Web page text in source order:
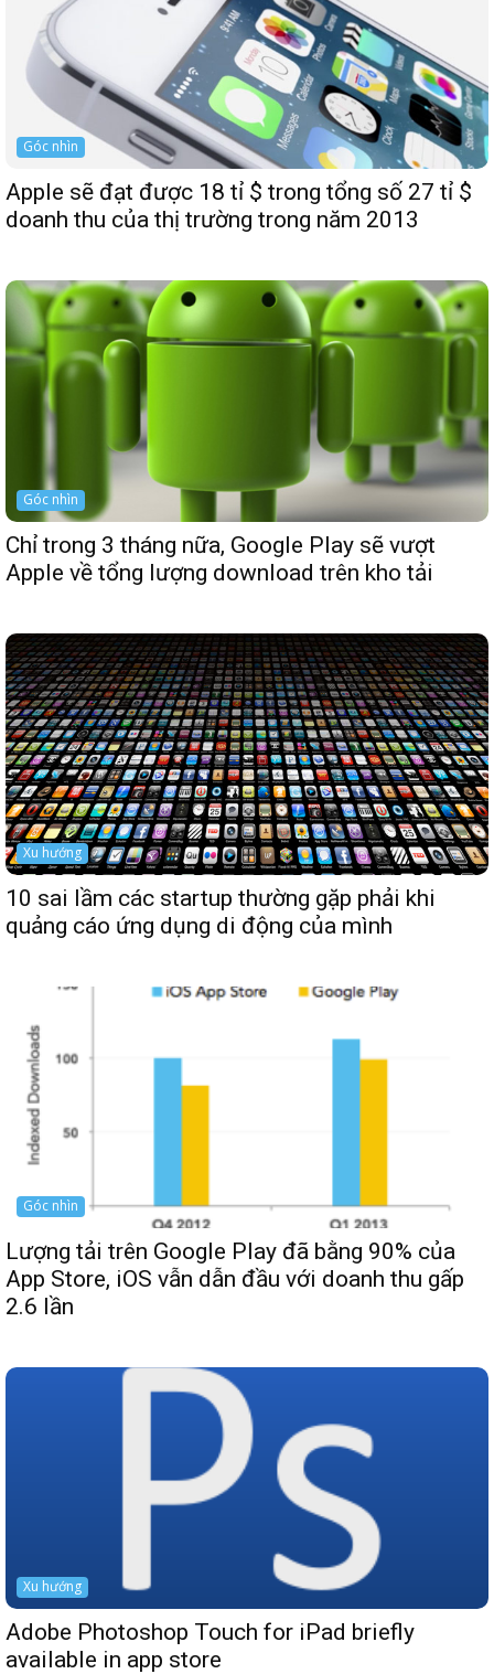
Góc nhìn
Apple sẽ đạt được 18 tỉ $ trong tổng số 27 tỉ $
doanh thu của thị trường trong năm 2013
Góc nhìn
Chỉ trong 3 tháng nữa, Google Play sẽ vượt
Apple về tổng lượng download trên kho tải
Xu hướng
10 sai lầm các startup thường gặp phải khi
quảng cáo ứng dụng di động của mình
Góc nhìn
Lượng tải trên Google Play đã bằng 90% của
App Store, iOS vẫn dẫn đầu với doanh thu gấp
2.6 lần
Xu hướng
Adobe Photoshop Touch for iPad briefly
available in app store